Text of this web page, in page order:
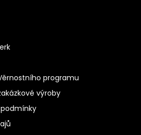
programu
výroby